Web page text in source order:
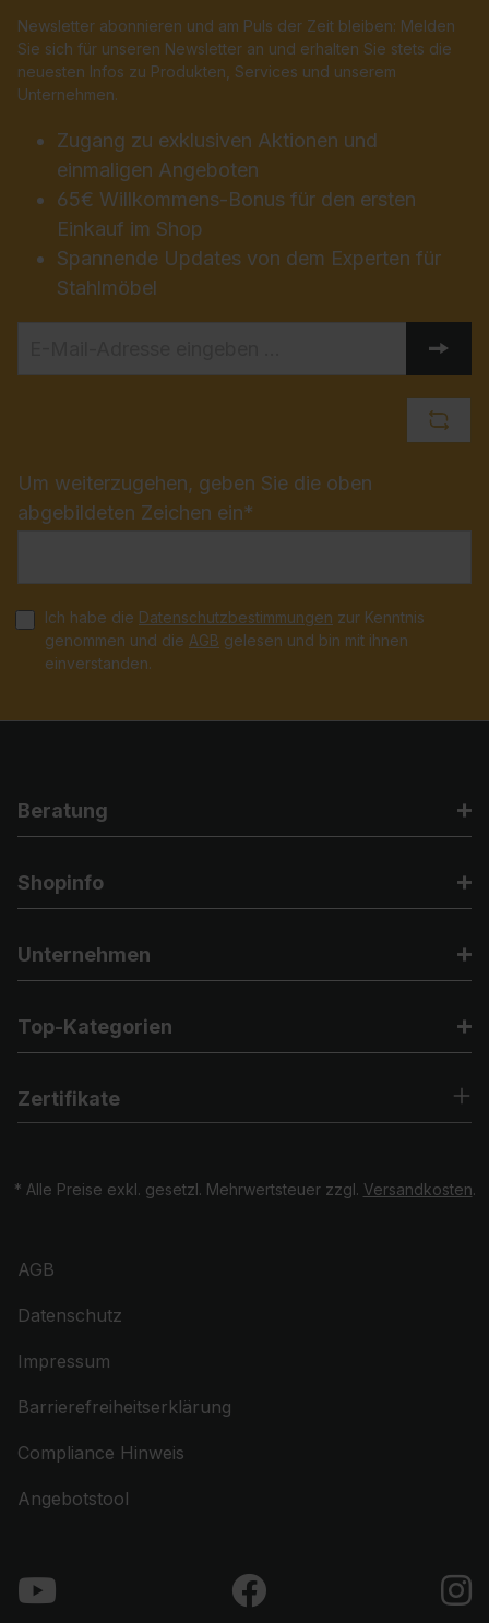
Newsletter abonnieren und am Puls der Zeit bleiben: Melden
Sie sich für unseren Newsletter an und erhalten Sie stets die
neuesten Infos zu Produkten, Services und unserem
Unternehmen.
Zugang zu exklusiven Aktionen und
einmaligen Angeboten
65€ Willkommens-Bonus für den ersten
Einkauf im Shop
Spannende Updates von dem Experten für
Stahlmöbel
Um weiterzugehen, geben Sie die oben
abgebildeten Zeichen ein*
Ich habe die Datenschutzbestimmungen zur Kenntnis
genommen und die AGB gelesen und bin mit ihnen
einverstanden.
Beratung
Shopinfo
Unternehmen
Top-Kategorien
Zertifikate
* Alle Preise exkl. gesetzl. Mehrwertsteuer zzgl. Versandkosten.
AGB
Datenschutz
Impressum
Barrierefreiheitserklärung
Compliance Hinweis
Angebotstool